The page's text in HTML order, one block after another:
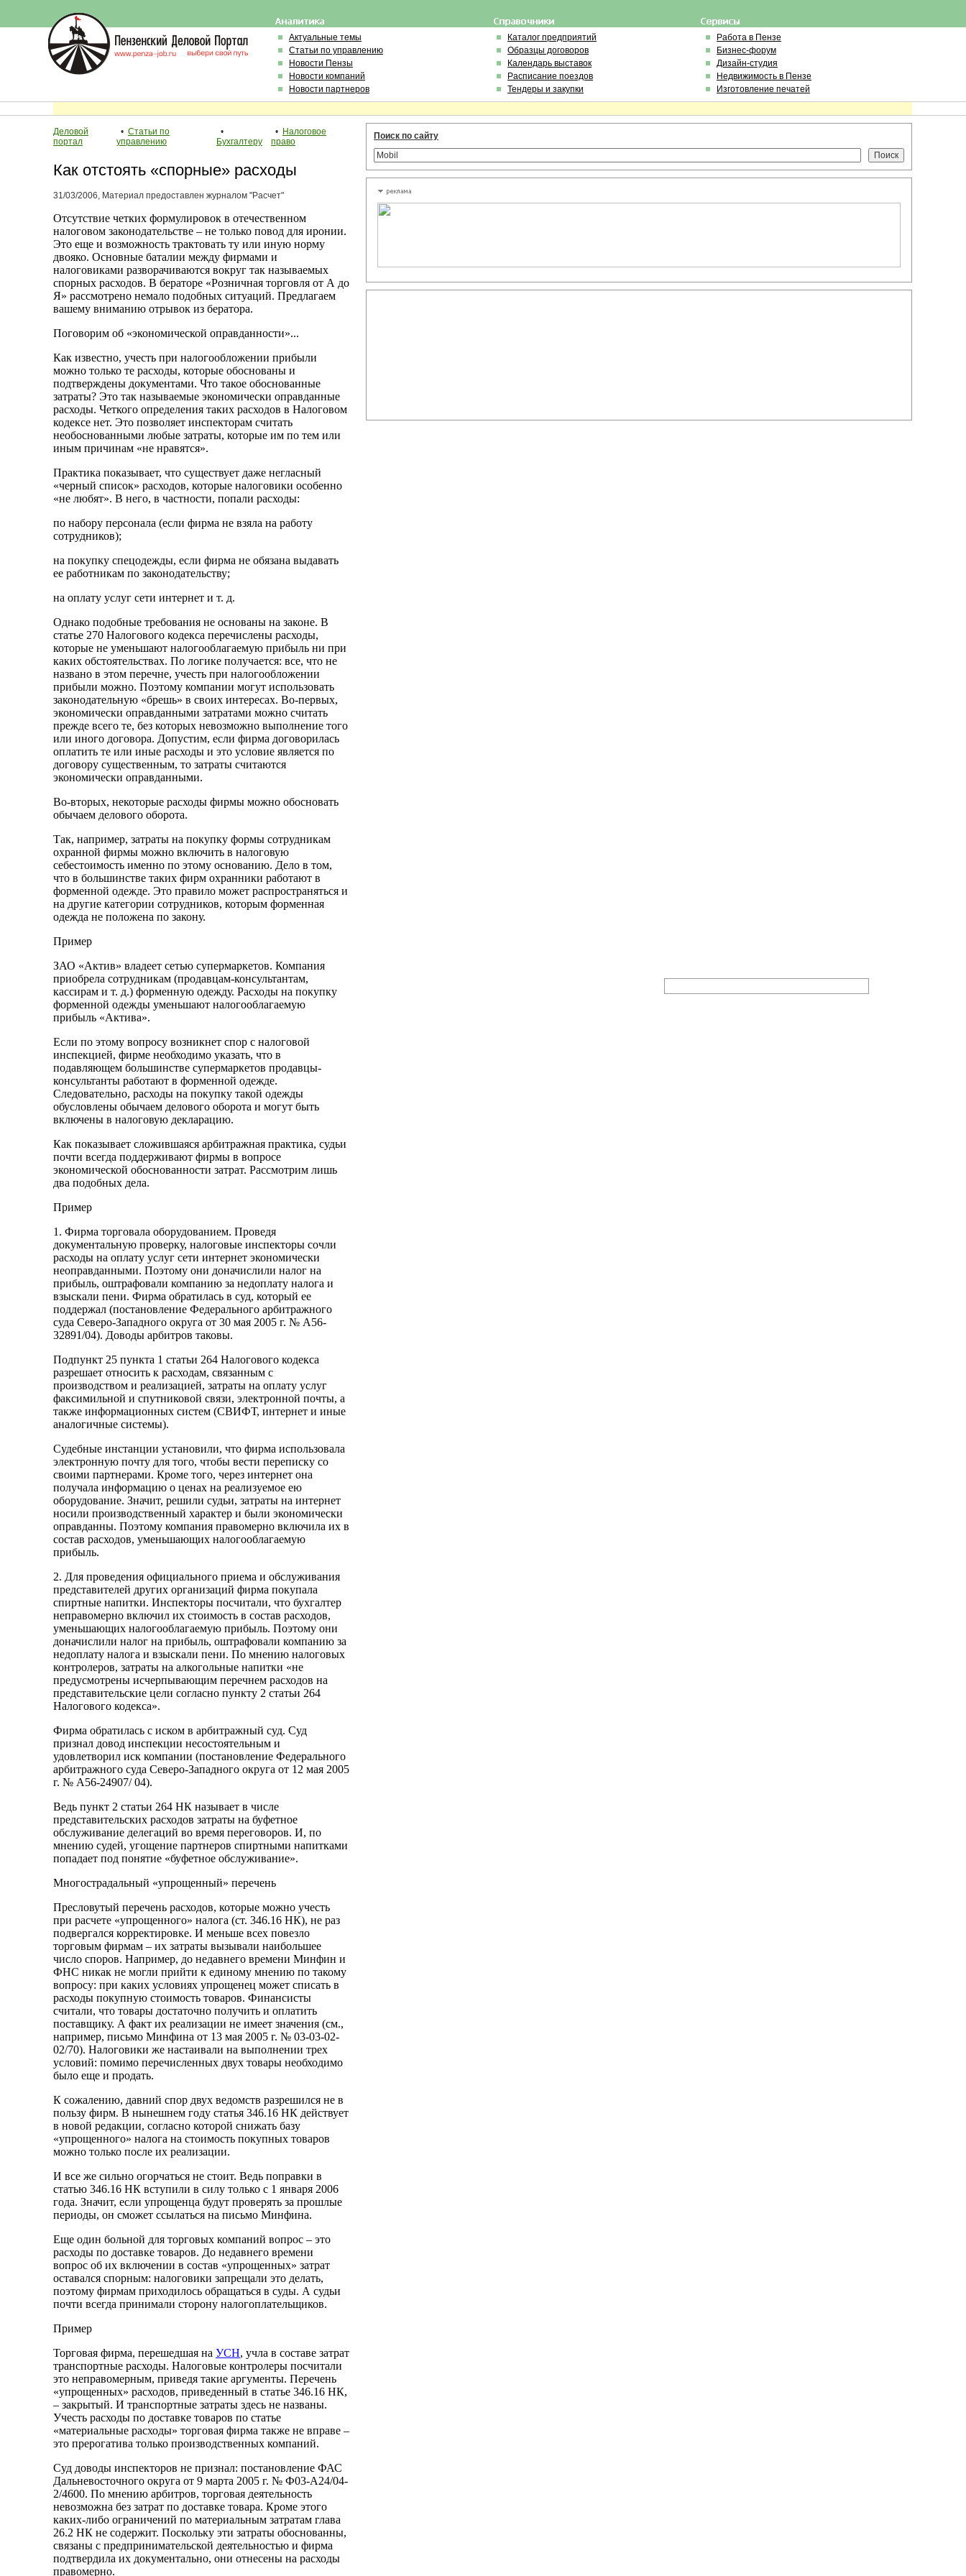
Актуальные темы
Статьи по управлению
Новости Пензы
Новости компаний
Новости партнеров
Каталог предприятий
Образцы договоров
Календарь выставок
Расписание поездов
Тендеры и закупки
Работа в Пензе
Бизнес-форум
Дизайн-студия
Недвижимость в Пензе
Изготовление печатей
Деловой
портал
• Статьи по
управлению
•
Бухгалтеру
• Налоговое
право
Как отстоять «спорные» расходы
31/03/2006, Материал предоставлен журналом "Расчет"
Отсутствие четких формулировок в отечественном
налоговом законодательстве – не только повод для иронии.
Это еще и возможность трактовать ту или иную норму
двояко. Основные баталии между фирмами и
налоговиками разворачиваются вокруг так называемых
спорных расходов. В бераторе «Розничная торговля от А до
Я» рассмотрено немало подобных ситуаций. Предлагаем
вашему вниманию отрывок из бератора.
Поговорим об «экономической оправданности»...
Как известно, учесть при налогообложении прибыли
можно только те расходы, которые обоснованы и
подтверждены документами. Что такое обоснованные
затраты? Это так называемые экономически оправданные
расходы. Четкого определения таких расходов в Налоговом
кодексе нет. Это позволяет инспекторам считать
необоснованными любые затраты, которые им по тем или
иным причинам «не нравятся».
Практика показывает, что существует даже негласный
«черный список» расходов, которые налоговики особенно
«не любят». В него, в частности, попали расходы:
по набору персонала (если фирма не взяла на работу
сотрудников);
на покупку спецодежды, если фирма не обязана выдавать
ее работникам по законодательству;
на оплату услуг сети интернет и т. д.
Однако подобные требования не основаны на законе. В
статье 270 Налогового кодекса перечислены расходы,
которые не уменьшают налогооблагаемую прибыль ни при
каких обстоятельствах. По логике получается: все, что не
названо в этом перечне, учесть при налогообложении
прибыли можно. Поэтому компании могут использовать
законодательную «брешь» в своих интересах. Во-первых,
экономически оправданными затратами можно считать
прежде всего те, без которых невозможно выполнение того
или иного договора. Допустим, если фирма договорилась
оплатить те или иные расходы и это условие является по
договору существенным, то затраты считаются
экономически оправданными.
Во-вторых, некоторые расходы фирмы можно обосновать
обычаем делового оборота.
Так, например, затраты на покупку формы сотрудникам
охранной фирмы можно включить в налоговую
себестоимость именно по этому основанию. Дело в том,
что в большинстве таких фирм охранники работают в
форменной одежде. Это правило может распространяться и
на другие категории сотрудников, которым форменная
одежда не положена по закону.
Пример
ЗАО «Актив» владеет сетью супермаркетов. Компания
приобрела сотрудникам (продавцам-консультантам,
кассирам и т. д.) форменную одежду. Расходы на покупку
форменной одежды уменьшают налогооблагаемую
прибыль «Актива».
Если по этому вопросу возникнет спор с налоговой
инспекцией, фирме необходимо указать, что в
подавляющем большинстве супермаркетов продавцы-
консультанты работают в форменной одежде.
Следовательно, расходы на покупку такой одежды
обусловлены обычаем делового оборота и могут быть
включены в налоговую декларацию.
Как показывает сложившаяся арбитражная практика, судьи
почти всегда поддерживают фирмы в вопросе
экономической обоснованности затрат. Рассмотрим лишь
два подобных дела.
Пример
1. Фирма торговала оборудованием. Проведя
документальную проверку, налоговые инспекторы сочли
расходы на оплату услуг сети интернет экономически
неоправданными. Поэтому они доначислили налог на
прибыль, оштрафовали компанию за недоплату налога и
взыскали пени. Фирма обратилась в суд, который ее
поддержал (постановление Федерального арбитражного
суда Северо-Западного округа от 30 мая 2005 г. № А56-
32891/04). Доводы арбитров таковы.
Подпункт 25 пункта 1 статьи 264 Налогового кодекса
разрешает относить к расходам, связанным с
производством и реализацией, затраты на оплату услуг
факсимильной и спутниковой связи, электронной почты, а
также информационных систем (СВИФТ, интернет и иные
аналогичные системы).
Судебные инстанции установили, что фирма использовала
электронную почту для того, чтобы вести переписку со
своими партнерами. Кроме того, через интернет она
получала информацию о ценах на реализуемое ею
оборудование. Значит, решили судьи, затраты на интернет
носили производственный характер и были экономически
оправданны. Поэтому компания правомерно включила их в
состав расходов, уменьшающих налогооблагаемую
прибыль.
2. Для проведения официального приема и обслуживания
представителей других организаций фирма покупала
спиртные напитки. Инспекторы посчитали, что бухгалтер
неправомерно включил их стоимость в состав расходов,
уменьшающих налогооблагаемую прибыль. Поэтому они
доначислили налог на прибыль, оштрафовали компанию за
недоплату налога и взыскали пени. По мнению налоговых
контролеров, затраты на алкогольные напитки «не
предусмотрены исчерпывающим перечнем расходов на
представительские цели согласно пункту 2 статьи 264
Налогового кодекса».
Фирма обратилась с иском в арбитражный суд. Суд
признал довод инспекции несостоятельным и
удовлетворил иск компании (постановление Федерального
арбитражного суда Северо-Западного округа от 12 мая 2005
г. № А56-24907/ 04).
Ведь пункт 2 статьи 264 НК называет в числе
представительских расходов затраты на буфетное
обслуживание делегаций во время переговоров. И, по
мнению судей, угощение партнеров спиртными напитками
попадает под понятие «буфетное обслуживание».
Многострадальный «упрощенный» перечень
Пресловутый перечень расходов, которые можно учесть
при расчете «упрощенного» налога (ст. 346.16 НК), не раз
подвергался корректировке. И меньше всех повезло
торговым фирмам – их затраты вызывали наибольшее
число споров. Например, до недавнего времени Минфин и
ФНС никак не могли прийти к единому мнению по такому
вопросу: при каких условиях упрощенец может списать в
расходы покупную стоимость товаров. Финансисты
считали, что товары достаточно получить и оплатить
поставщику. А факт их реализации не имеет значения (см.,
например, письмо Минфина от 13 мая 2005 г. № 03-03-02-
02/70). Налоговики же настаивали на выполнении трех
условий: помимо перечисленных двух товары необходимо
было еще и продать.
К сожалению, давний спор двух ведомств разрешился не в
пользу фирм. В нынешнем году статья 346.16 НК действует
в новой редакции, согласно которой снижать базу
«упрощенного» налога на стоимость покупных товаров
можно только после их реализации.
И все же сильно огорчаться не стоит. Ведь поправки в
статью 346.16 НК вступили в силу только с 1 января 2006
года. Значит, если упрощенца будут проверять за прошлые
периоды, он сможет ссылаться на письмо Минфина.
Еще один больной для торговых компаний вопрос – это
расходы по доставке товаров. До недавнего времени
вопрос об их включении в состав «упрощенных» затрат
оставался спорным: налоговики запрещали это делать,
поэтому фирмам приходилось обращаться в суды. А судьи
почти всегда принимали сторону налогоплательщиков.
Пример
Торговая фирма, перешедшая на УСН, учла в составе затрат
транспортные расходы. Налоговые контролеры посчитали
это неправомерным, приведя такие аргументы. Перечень
«упрощенных» расходов, приведенный в статье 346.16 НК,
– закрытый. И транспортные затраты здесь не названы.
Учесть расходы по доставке товаров по статье
«материальные расходы» торговая фирма также не вправе –
это прерогатива только производственных компаний.
Суд доводы инспекторов не признал: постановление ФАС
Дальневосточного округа от 9 марта 2005 г. № Ф03-А24/04-
2/4600. По мнению арбитров, торговая деятельность
невозможна без затрат по доставке товара. Кроме этого
каких-либо ограничений по материальным затратам глава
26.2 НК не содержит. Поскольку эти затраты обоснованны,
связаны с предпринимательской деятельностью и фирма
подтвердила их документально, они отнесены на расходы
правомерно.
Поиск по сайту